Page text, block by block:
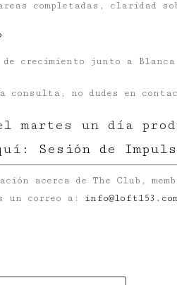
completadas, claridad
crecimiento junto a Blanca
consulta, no dudes en
martes un día
Sesión de
acerca de The Club,
un correo a: